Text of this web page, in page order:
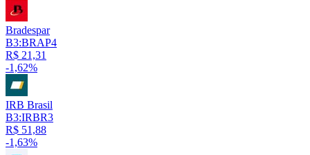
Bradespar
B3:BRAP4
R$ 21,31
-1,62%
IRB Brasil
B3:IRBR3
R$ 51,88
-1,63%